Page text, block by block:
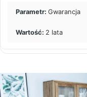
Gwarancja
2 lata